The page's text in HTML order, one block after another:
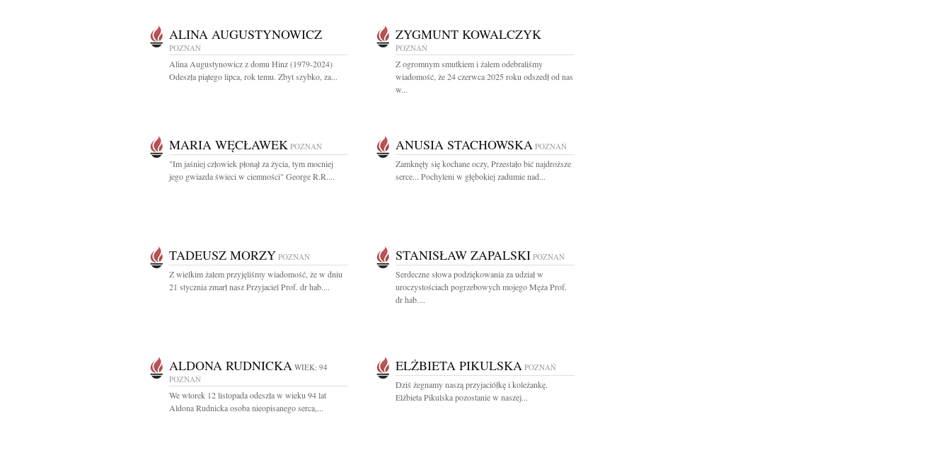
ALINA AUGUSTYNOWICZ
POZNAŃ
Alina Augustynowicz z domu Hinz (1979-2024)
Odeszła piątego lipca, rok temu. Zbyt szybko, za...
ZYGMUNT KOWALCZYK
POZNAŃ
Z ogromnym smutkiem i żalem odebraliśmy
wiadomość, że 24 czerwca 2025 roku odszedł od nas
w...
MARIA WĘCŁAWEK POZNAŃ
"Im jaśniej człowiek płonął za życia, tym mocniej
jego gwiazda świeci w ciemności" George R.R....
ANUSIA STACHOWSKA POZNAŃ
Zamknęły się kochane oczy, Przestało bić najdroższe
serce... Pochyleni w głębokiej zadumie nad...
TADEUSZ MORZY POZNAŃ
Z wielkim żalem przyjęliśmy wiadomość, że w dniu
21 stycznia zmarł nasz Przyjaciel Prof. dr hab....
STANISŁAW ZAPALSKI POZNAŃ
Serdeczne słowa podziękowania za udział w
uroczystościach pogrzebowych mojego Męża Prof.
dr hab....
ALDONA RUDNICKA WIEK: 94
POZNAŃ
We wtorek 12 listopada odeszła w wieku 94 lat
Aldona Rudnicka osoba nieopisanego serca,...
ELŻBIETA PIKULSKA POZNAŃ
Dziś żegnamy naszą przyjaciółkę i koleżankę.
Elżbieta Pikulska pozostanie w naszej...